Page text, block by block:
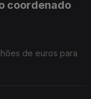
coordenado
de euros para